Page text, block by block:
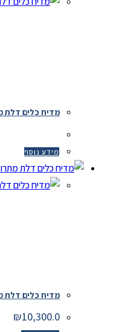
מדיח כלים דלת מתרוממת 50/50
מידע נוסף
מדיח כלים דלת
₪10,300.0